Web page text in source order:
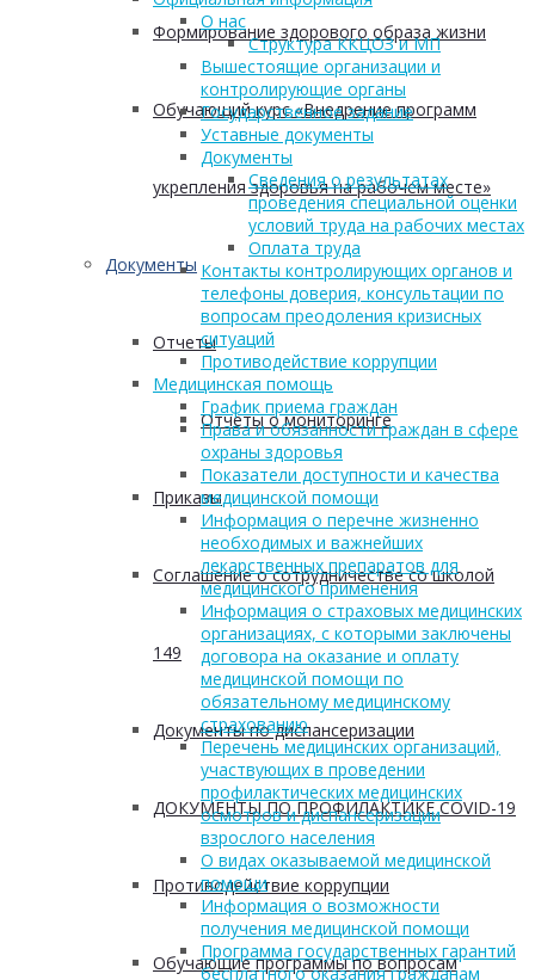
Формирование здорового образа жизни
Обучающий курс «Внедрение программ
укрепления здоровья на рабочем месте»
Документы
Отчеты
Отчеты о мониторинге
Приказы
Соглашение о сотрудничестве со школой
149
Документы по диспансеризации
ДОКУМЕНТЫ ПО ПРОФИЛАКТИКЕ COVID-19
Противодействие коррупции
Обучающие программы по вопросам
О нас
Структура ККЦОЗ и МП
Вышестоящие организации и
контролирующие органы
Государственное задание
Уставные документы
Документы
Сведения о результатах
проведения специальной оценки
условий труда на рабочих местах
Оплата труда
Контакты контролирующих органов и
телефоны доверия, консультации по
вопросам преодоления кризисных
ситуаций
Противодействие коррупции
Медицинская помощь
График приема граждан
Права и обязанности граждан в сфере
охраны здоровья
Показатели доступности и качества
медицинской помощи
Информация о перечне жизненно
необходимых и важнейших
лекарственных препаратов для
медицинского применения
Информация о страховых медицинских
организациях, с которыми заключены
договора на оказание и оплату
медицинской помощи по
обязательному медицинскому
страхованию
Перечень медицинских организаций,
участвующих в проведении
профилактических медицинских
осмотров и диспансеризации
взрослого населения
О видах оказываемой медицинской
помощи
Информация о возможности
получения медицинской помощи
Программа государственных гарантий
бесплатного оказания гражданам